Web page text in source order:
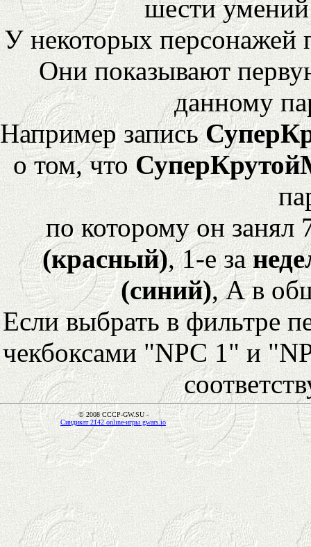
шести
У некоторых персонажей
Они показывают
данному
Например запись
о том, что
по которому он
(красный), 1-е за
(синий), А в
Если выбрать в фильтре
чекбоксами "NPC 1" и
© 2008 CCCP-GW.SU -
Синдикат 2142 online-игры gwars.io